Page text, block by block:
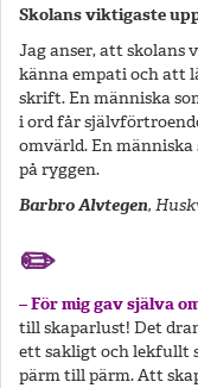
Skolans viktigaste
Jag anser, att
känna empati och att
skrift. En människa
i ord får
omvärld. En
på ryggen.
Barbro Alvtegen,
✏️
– För mig gav själva
till skaparlust! Det
ett sakligt och lekfullt
pärm till pärm. Att